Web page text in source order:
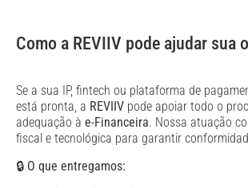
Como a REVIIV pode ajudar sua
Se a sua IP, fintech ou plataforma de
está pronta, a REVIIV pode apoiar todo o
adequação à e-Financeira. Nossa atuação
fiscal e tecnológica para garantir
🔒 O que entregamos: